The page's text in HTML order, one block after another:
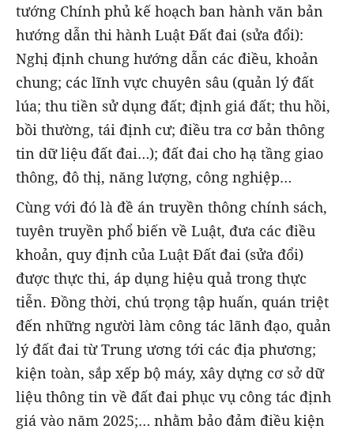
tướng Chính phủ kế hoạch ban hành văn bản
hướng dẫn thi hành Luật Đất đai (sửa đổi):
Nghị định chung hướng dẫn các điều, khoản
chung; các lĩnh vực chuyên sâu (quản lý đất
lúa; thu tiền sử dụng đất; định giá đất; thu hồi,
bồi thường, tái định cư; điều tra cơ bản thông
tin dữ liệu đất đai…); đất đai cho hạ tầng giao
thông, đô thị, năng lượng, công nghiệp…
Cùng với đó là đề án truyền thông chính sách,
tuyên truyền phổ biến về Luật, đưa các điều
khoản, quy định của Luật Đất đai (sửa đổi)
được thực thi, áp dụng hiệu quả trong thực
tiễn. Đồng thời, chú trọng tập huấn, quán triệt
đến những người làm công tác lãnh đạo, quản
lý đất đai từ Trung ương tới các địa phương;
kiện toàn, sắp xếp bộ máy, xây dựng cơ sở dữ
liệu thông tin về đất đai phục vụ công tác định
giá vào năm 2025;… nhằm bảo đảm điều kiện